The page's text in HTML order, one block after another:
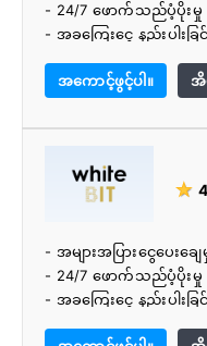
- 24/7 ဖောက်သည်ပံ့ပိုးမှု
- အခကြေးငွေ နည်းပါးခြင်
- မြန်ဆန်ပြီး ယုံကြည်စိ
အကောင့်ဖွင့်ပါ။ အိ
★
- အများအပြားငွေပေးချေ
- 24/7 ဖောက်သည်ပံ့ပိုးမှု
- အခကြေးငွေ နည်းပါးခြင်